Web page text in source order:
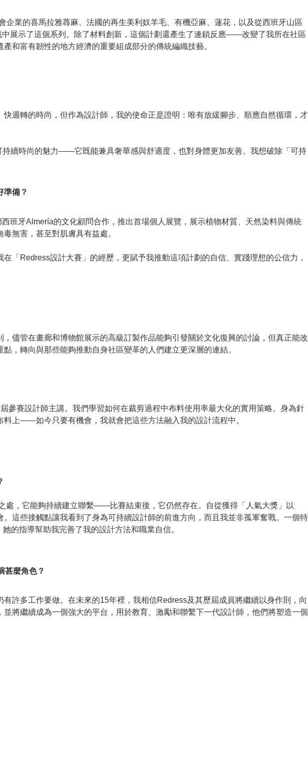
業的喜馬拉雅蕁麻、法國的再生美利奴羊毛、有機亞麻、蓮花，以及從西班牙山區
展示了這個系列。除了材料創新，這個計劃還產生了連鎖反應——改變了我所在社區
和富有韌性的地方經濟的重要組成部分的傳統編織技藝。
週轉的時尚，但作為設計師，我的使命正是證明：唯有放緩腳步、順應自然循環，才
續時尚的魅力——它既能兼具奢華感與舒適度，也對身體更加友善。我想破除「可持
準備？
班牙Almería的文化顧問合作，推出首場個人展覽，展示植物材質、天然染料與傳統
無害，甚至對肌膚具有益處。
「Redress設計大賽」的經歷，更賦予我推動這項計劃的自信、實踐理想的公信力，
儘管在畫廊和博物館展示的高級訂製作品能夠引發關於文化復興的討論，但真正能改
，轉向與那些能夠推動自身社區變革的人們建立更深層的連結。
賽設計師主講。我們學習如何在裁剪過程中布料使用率最大化的實用策略。身為針
上——如今只要有機會，我就會把這些方法融入我的設計流程中。
處，它能夠持續建立聯繫——比賽結束後，它仍然存在。自從獲得「人氣大獎」以
這些接觸點讓我看到了身為可持續設計師的前進方向，而且我並非孤軍奮戰。一個特
的指導幫助我完善了我的設計方法和職業自信。
甚麼角色？
許多工作要做。在未來的15年裡，我相信Redress及其歷屆成員將繼續以身作則，向
將繼續成為一個強大的平台，用於教育、激勵和聯繫下一代設計師，他們將塑造一個